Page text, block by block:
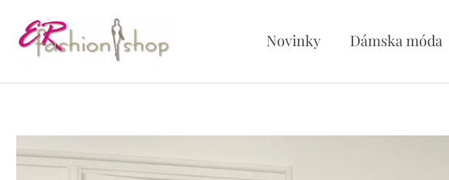
obsah
Novinky Dámska móda